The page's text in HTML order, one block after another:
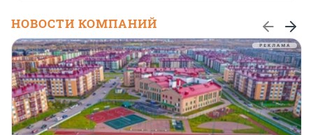
НОВОСТИ КОМПАНИЙ